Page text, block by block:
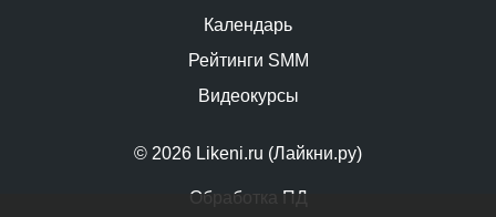
© 2026 Likeni.ru (Лайкни.ру)
Обработка ПД
Календарь
Рейтинги SMM
Видеокурсы